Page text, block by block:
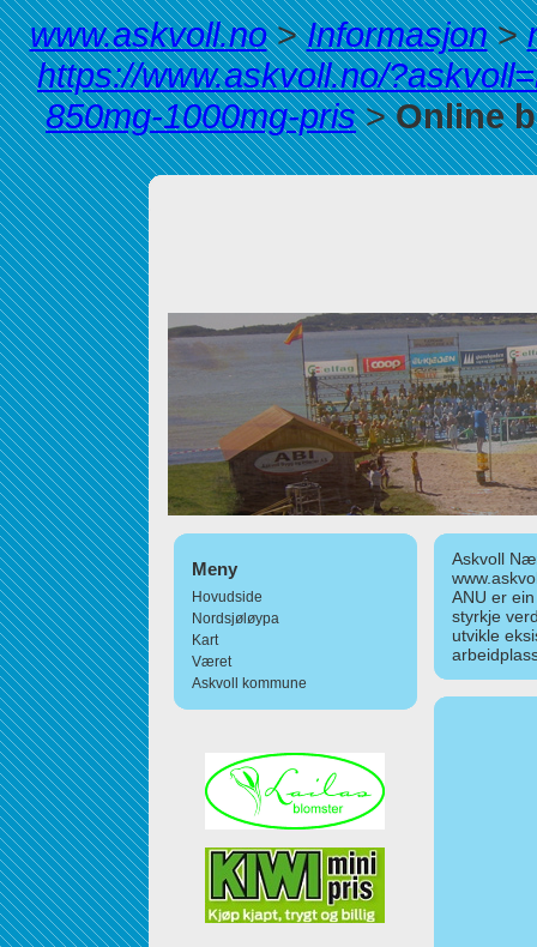
www.askvoll.no>Informasjon>
https://www.askvoll.no/
850mg-1000mg-pris>Online
Meny
Hovudside
Nordsjøløypa
Kart
Været
Askvoll kommune
Askvoll
ANU er
styrkje
utvikle